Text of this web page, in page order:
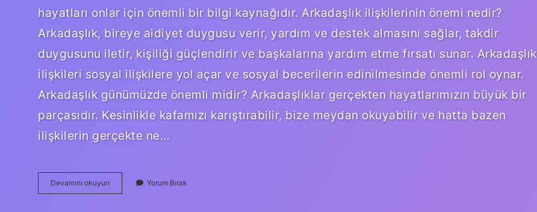
hayatları onlar için önemli bir bilgi kaynağıdır. Arkadaşlık ilişkilerinin önemi nedir?
Arkadaşlık, bireye aidiyet duygusu verir, yardım ve destek almasını sağlar, takdir
duygusunu iletir, kişiliği güçlendirir ve başkalarına yardım etme fırsatı sunar. Arkadaşlık
ilişkileri sosyal ilişkilere yol açar ve sosyal becerilerin edinilmesinde önemli rol oynar.
Arkadaşlık günümüzde önemli midir? Arkadaşlıklar gerçekten hayatlarımızın büyük bir
parçasıdır. Kesinlikle kafamızı karıştırabilir, bize meydan okuyabilir ve hatta bazen
ilişkilerin gerçekte ne…
Devamını okuyun Arkadaşlığın
Ve
Yorum Bırak